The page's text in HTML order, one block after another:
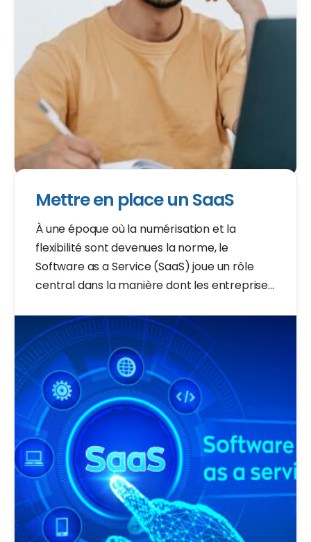
Mettre en place un SaaS
À une époque où la numérisation et la
flexibilité sont devenues la norme, le
Software as a Service (SaaS) joue un rôle
central dans la manière dont les entreprises
permet aux organisations d'accéder à des
applications logicielles puissantes via
Internet, sans la complexité et les coûts des
installations traditionnelles de logiciels sur
des serveurs locaux. Ce modèle a non
seulement transformé l'efficacité et la
scalabilité de l'utilisation des logiciels, mais
aussi la manière dont les entreprises
opèrent et innovent à l'échelle mondiale.
Explorons plus en détail ce que signifie
exactement le SaaS, pourquoi il est devenu si
influent et comment il façonne l'avenir de la